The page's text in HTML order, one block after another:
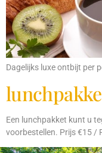
Dagelijks luxe ontbijt per
Een lunchpakket kunt u
voorbestellen. Prijs €15 /